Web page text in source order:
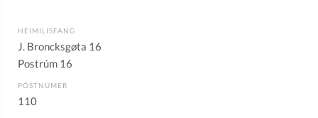
HEIMILISFANG
J. Broncksgøta 16
Postrúm 16
PÓSTNÚMER
110